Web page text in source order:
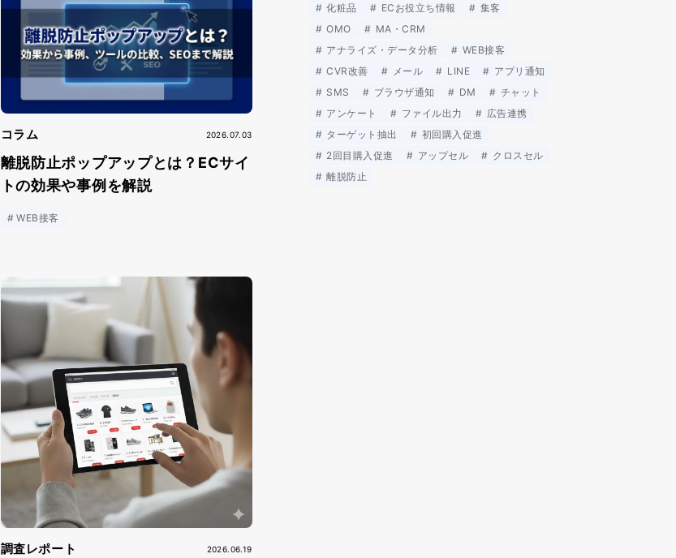
コラム 2026.07.03
離脱防止ポップアップとは？ECサイ
トの効果や事例を解説
WEB接客
調査レポート 2026.06.19
化粧品
ECお役立ち情報
集客
OMO
MA・CRM
アナライズ・データ分析
WEB接客
CVR改善
メール LINE
アプリ通知
SMS
ブラウザ通知 DM
チャット
アンケート
ファイル出力
広告連携
ターゲット抽出
初回購入促進
2回目購入促進
アップセル
クロスセル
離脱防止